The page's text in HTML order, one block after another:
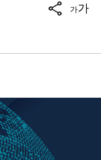
가가